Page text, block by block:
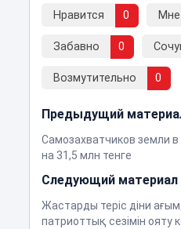
Нравится 0
Забавно 0
Возмутительно 0
Предыдущий
Самозахватчиков земли
на 31,5 млн тенге
Следующий материал
Жастарды теріс діни
патриоттық сезімін ояту